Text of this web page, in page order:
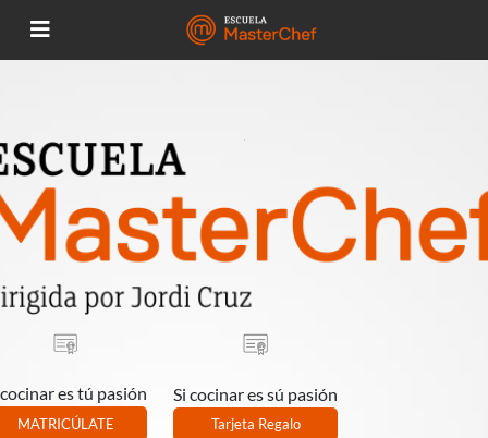
es tú pasión
MATRICÚLATE
Si cocinar es sú pasión
Tarjeta Regalo